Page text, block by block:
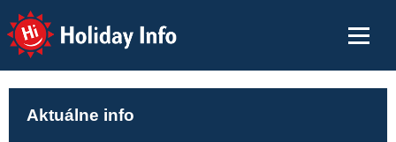
Holiday Info
Aktuálne info